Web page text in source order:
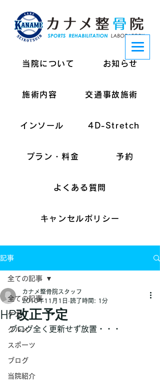
当院について お知らせ
施術内容 交通事故施術
インソール 4D-Stretch
プラン・料金 予約
よくある質問
キャンセルポリシー
記事
全ての記事
ケガ
グルメ
スポーツ
ブログ
当院紹介
全ての記事
HP改正予定
カナメ整骨院スタッフ
2010年11月1日 読了時間: 1分
ブログ全く更新せず放置・・・